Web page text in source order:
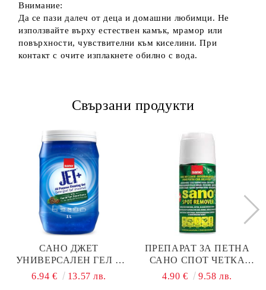
Внимание:
Да се пази далеч от деца и домашни любимци. Не
използвайте върху естествен камък, мрамор или
повърхности, чувствителни към киселини. При
контакт с очите изплакнете обилно с вода.
Свързани продукти
САНО ДЖЕТ
УНИВЕРСАЛЕН ГЕЛ С
БОРОВО МАСЛО 1КГ
6.94 € 13.57 лв.
ПРЕПАРАТ ЗА ПЕТНА
САНО СПОТ ЧЕТКА
170МЛ
4.90 € 9.58 лв.